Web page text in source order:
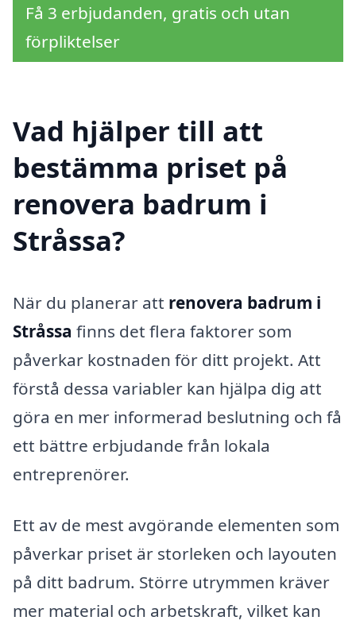
Få 3 erbjudanden, gratis och utan
förpliktelser
Vad hjälper till att
bestämma priset på
renovera badrum i
Stråssa?
När du planerar att renovera badrum i
Stråssa finns det flera faktorer som
påverkar kostnaden för ditt projekt. Att
förstå dessa variabler kan hjälpa dig att
göra en mer informerad beslutning och få
ett bättre erbjudande från lokala
entreprenörer.
Ett av de mest avgörande elementen som
påverkar priset är storleken och layouten
på ditt badrum. Större utrymmen kräver
mer material och arbetskraft, vilket kan